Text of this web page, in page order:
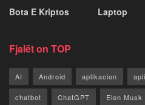
Bota E Kriptos
Laptop
Fjalët on TOP
AI Android aplikacion
chatbot ChatGPT Elon Musk